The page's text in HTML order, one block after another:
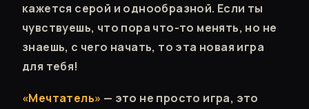
кажется серой и однообразной. Если ты
чувствуешь, что пора что-то менять, но не
знаешь, с чего начать, то эта новая игра
для тебя!
«Мечтатель» — это не просто игра, это